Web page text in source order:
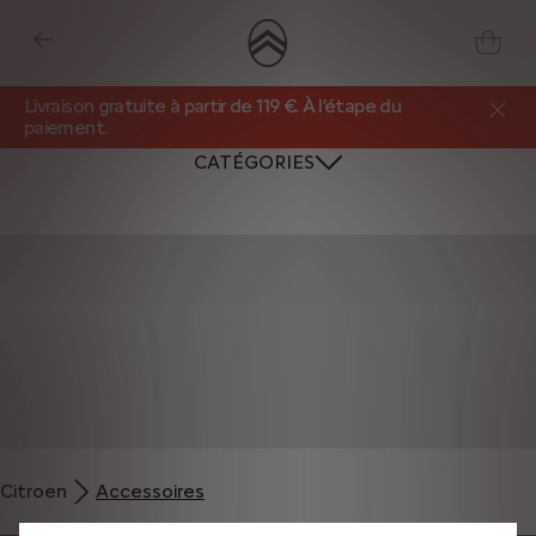
Livraison gratuite à partir de 119 €. À l’étape du
paiement.
CATÉGORIES
Citroen Accessoires
permettent de vous fournir des fonctionnalités essentielles telles que la